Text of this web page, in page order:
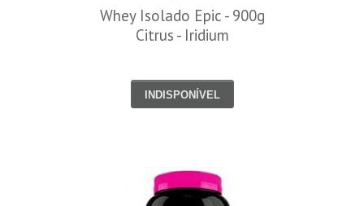
Whey Isolado Epic - 900g
Citrus - Iridium
INDISPONÍVEL